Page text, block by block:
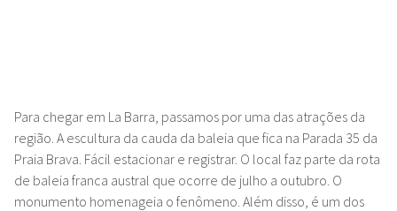
Para chegar em La Barra, passamos por uma das atrações da
região. A escultura da cauda da baleia que fica na Parada 35 da
Praia Brava. Fácil estacionar e registrar. O local faz parte da rota
de baleia franca austral que ocorre de julho a outubro. O
monumento homenageia o fenômeno. Além disso, é um dos